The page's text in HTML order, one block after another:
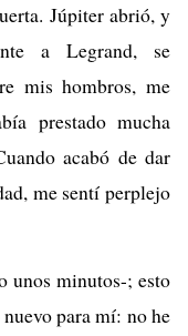
Júpiter abrió, y
a Legrand, se
mis hombros, me
prestado mucha
acabó de dar
me sentí perplejo
unos minutos-; esto
para mí: no he